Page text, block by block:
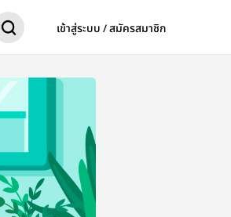
เข้าสู่ระบบ / สมัครสมาชิก